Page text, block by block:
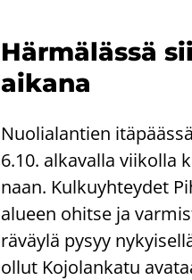
Här­mä­läs­sä
ai­ka­na
Nuo­lia­lan­tien
6.10. al­ka­val­la vii­kol­la
naan. Kul­ku­yh­tey­det
alu­een ohit­se ja
rä­väy­lä pysyy
ollut Ko­jo­lan­ka­tu